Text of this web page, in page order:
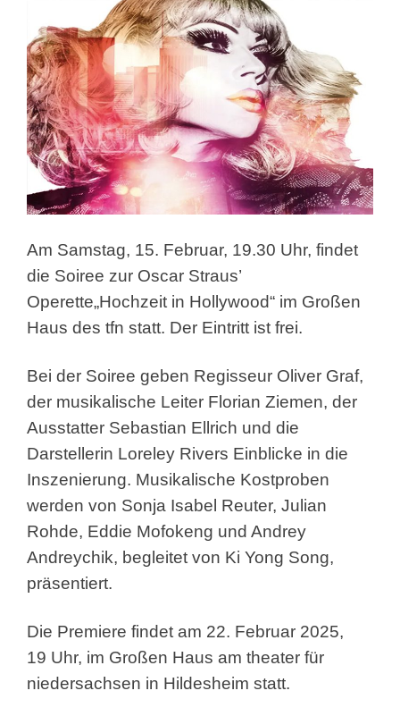
Am Samstag, 15. Februar, 19.30 Uhr, findet
die Soiree zur Oscar Straus’
Operette„Hochzeit in Hollywood“ im Großen
Haus des tfn statt. Der Eintritt ist frei.
Bei der Soiree geben Regisseur Oliver Graf,
der musikalische Leiter Florian Ziemen, der
Ausstatter Sebastian Ellrich und die
Darstellerin Loreley Rivers Einblicke in die
Inszenierung. Musikalische Kostproben
werden von Sonja Isabel Reuter, Julian
Rohde, Eddie Mofokeng und Andrey
Andreychik, begleitet von Ki Yong Song,
präsentiert.
Die Premiere findet am 22. Februar 2025,
19 Uhr, im Großen Haus am theater für
niedersachsen in Hildesheim statt.